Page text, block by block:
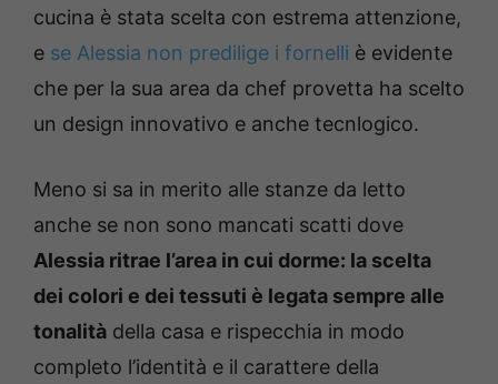
cucina è stata scelta con estrema attenzione,
e se Alessia non predilige i fornelli è evidente
che per la sua area da chef provetta ha scelto
un design innovativo e anche tecnlogico.
Meno si sa in merito alle stanze da letto
anche se non sono mancati scatti dove
Alessia ritrae l’area in cui dorme: la scelta
dei colori e dei tessuti è legata sempre alle
tonalità della casa e rispecchia in modo
completo l’identità e il carattere della